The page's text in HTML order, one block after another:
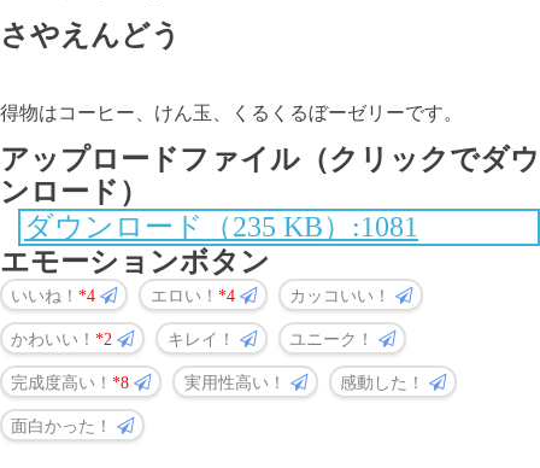
さやえんどう
得物はコーヒー、けん玉、くるくるぼーゼリーです。
アップロードファイル（クリックでダウ
ンロード）
ダウンロード（235 KB）:1081
エモーションボタン
いいね！ 4 エロい！ 4 カッコいい！
かわいい！ 2 キレイ！ ユニーク！
完成度高い！ 8 実用性高い！ 感動した！
面白かった！